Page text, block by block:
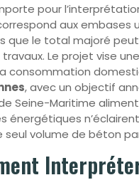
pour
aux embases
que le total majoré
Le projet vise
consommation
, avec un objectif
Seine-Maritime
énergétiques
volume de béton